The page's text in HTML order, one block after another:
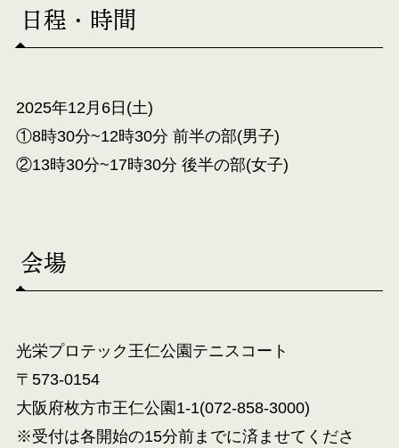
日程・時間
2025年12月6日(土)
①8時30分~12時30分 前半の部(男子)
②13時30分~17時30分 後半の部(女子)
会場
光栄プロテック王仁公園テニスコート
〒573-0154
大阪府枚方市王仁公園1-1(072-858-3000)
※受付は各開始の15分前までに済ませてくださ